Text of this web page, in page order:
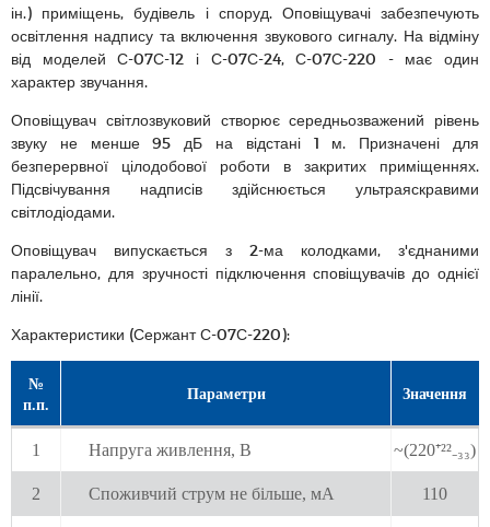
ін.) приміщень, будівель і споруд. Оповіщувачі забезпечують
освітлення надпису та включення звукового сигналу. На відміну
від моделей С-07С-12 і С-07С-24, С-07С-220 - має один
характер звучання.
Оповіщувач світлозвуковий створює середньозважений рівень
звуку не менше 95 дБ на відстані 1 м. Призначені для
безперервної цілодобової роботи в закритих приміщеннях.
Підсвічування надписів здійснюється ультраяскравими
світлодіодами.
Оповіщувач випускається з 2-ма колодками, з'єднаними
паралельно, для зручності підключення сповіщувачів до однієї
лінії.
Характеристики (Сержант С-07С-220):
№
п.п.
Параметри Значення
1 Напруга живлення, В ~(220⁺²²₋₃₃)
2 Споживчий струм не більше, мА 110